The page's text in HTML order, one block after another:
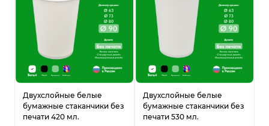
Двухслойные белые
бумажные стаканчики без
печати 420 мл.
Двухслойные белые
бумажные стаканчики без
печати 530 мл.